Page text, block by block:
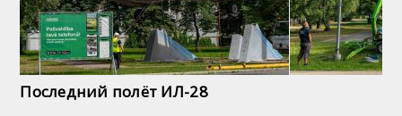
Последний полёт ИЛ-28